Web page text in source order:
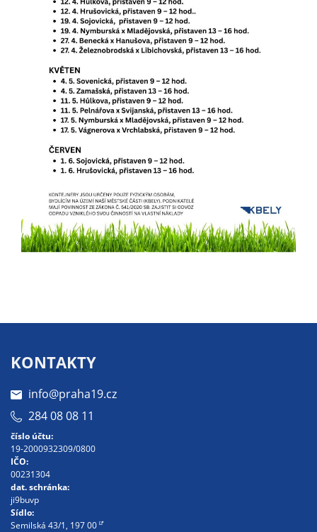
KONTAKTY
info@praha19.cz
284 08 08 11
číslo účtu:
19-2000932309/0800
IČO:
00231304
dat. schránka:
ji9buvp
Sídlo:
Semilská 43/1, 197 00
možnost
analýzy
výkonu a
optimalizace
našich
opatření.
soubory cookie
soubory cookie a
další technologie,
abychom
přizpůsobili naše